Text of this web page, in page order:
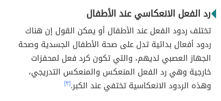
رد الفعل الانعكاسي عند الأطفال
تختلف ردود الفعل عند الأطفال أو يمكن القول إن هناك
ردود أفعال بدائية تدل على صحة الأطفال الجسدية وصحة
الجهاز العصبي لديهم، والتي تكون كرد فعل لمحفزات
خارجية وهي رد الفعل المنعكس والمنعكس التدريجي،
وهذه الردود الانعكاسية تختفي عند الكبر .[٣]